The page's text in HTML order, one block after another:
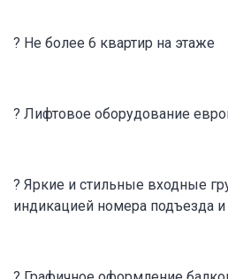
? Не более 6 квартир на этаже
? Лифтовое оборудование
? Яркие и стильные входные
индикацией номера подъезда